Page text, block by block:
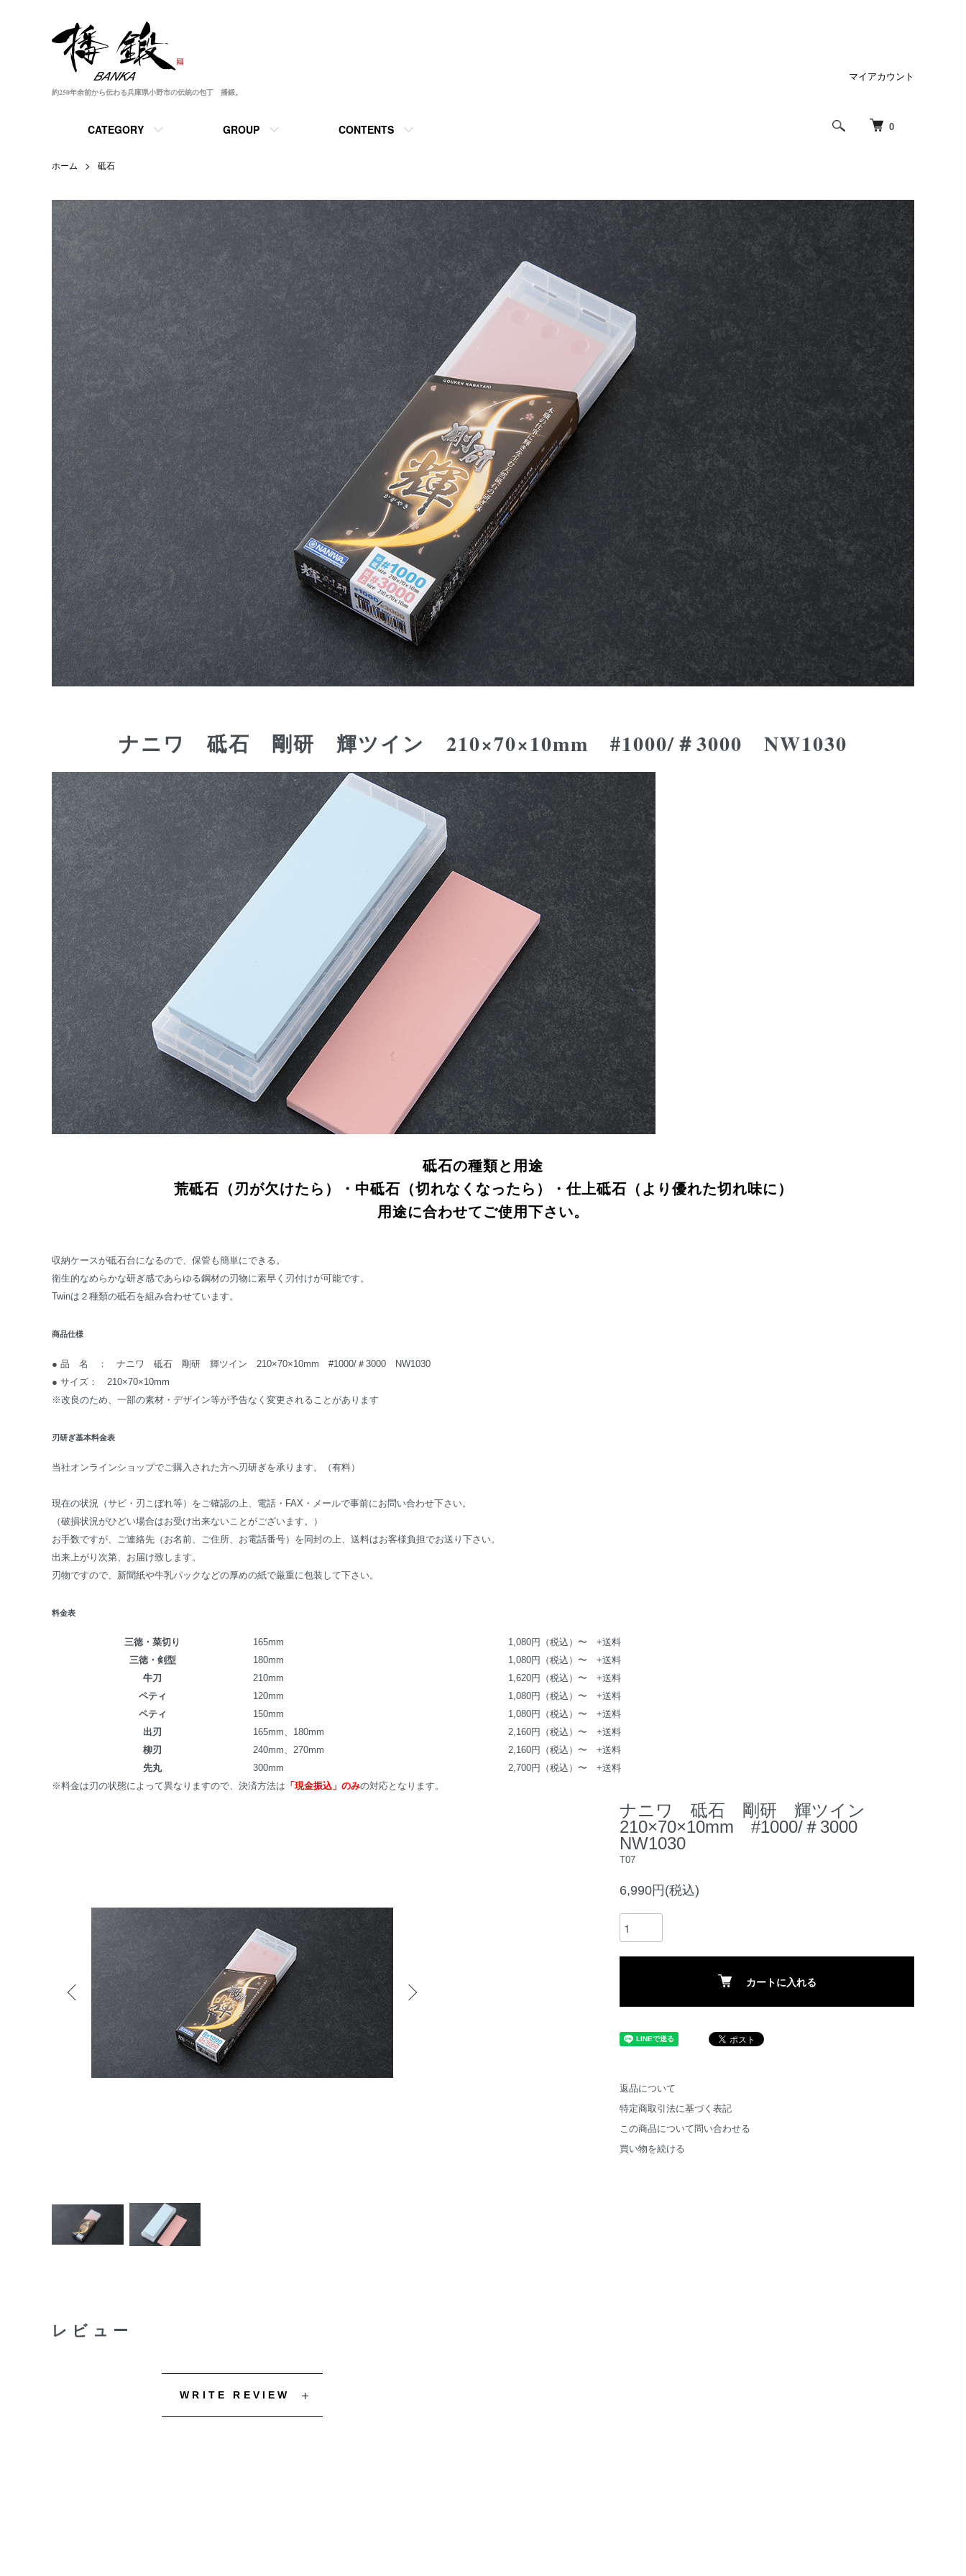
約250年余前から伝わる兵庫県小野市の伝統の包丁 播鍛。
0
CATEGORY GROUP CONTENTS
マイアカウント
ホーム 砥石
ナニワ 砥石 剛研 輝ツイン 210×70×10mm #1000/＃3000 NW1030
砥石の種類と用途
荒砥石（刃が欠けたら）・中砥石（切れなくなったら）・仕上砥石（より優れた切れ味に）
用途に合わせてご使用下さい。
収納ケースが砥石台になるので、保管も簡単にできる。
衛生的なめらかな研ぎ感であらゆる鋼材の刃物に素早く刃付けが可能です。
Twinは２種類の砥石を組み合わせています。
商品仕様
● 品 名 ： ナニワ 砥石 剛研 輝ツイン 210×70×10mm #1000/＃3000 NW1030
● サイズ： 210×70×10mm
※改良のため、一部の素材・デザイン等が予告なく変更されることがあります
刃研ぎ基本料金表
当社オンラインショップでご購入された方へ刃研ぎを承ります。（有料）
現在の状況（サビ・刃こぼれ等）をご確認の上、電話・FAX・メールで事前にお問い合わせ下さい。
（破損状況がひどい場合はお受け出来ないことがございます。）
お手数ですが、ご連絡先（お名前、ご住所、お電話番号）を同封の上、送料はお客様負担でお送り下さい。
出来上がり次第、お届け致します。
刃物ですので、新聞紙や牛乳パックなどの厚めの紙で厳重に包装して下さい。
料金表
三徳・菜切り 165mm
1,080円（税込）〜 +送料
三徳・剣型
180mm
1,080円（税込）〜 +送料
牛刀
210mm
1,620円（税込）〜 +送料
ペティ
120mm
1,080円（税込）〜 +送料
ペティ
150mm
1,080円（税込）〜 +送料
出刃
165mm、180mm
2,160円（税込）〜 +送料
柳刃
240mm、270mm
2,160円（税込）〜 +送料
先丸
300mm
2,700円（税込）〜 +送料
※料金は刃の状態によって異なりますので、決済方法は 「現金振込」のみの対応となります。
ナニワ 砥石 剛研 輝ツイン
210×70×10mm #1000/＃3000
NW1030
T07
6,990円(税込)
カートに入れる
返品について
特定商取引法に基づく表記
この商品について問い合わせる
買い物を続ける
レビュー
WRITE REVIEW